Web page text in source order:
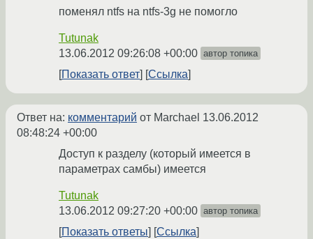
поменял ntfs на ntfs-3g не помогло
Tutunak
13.06.2012 09:26:08 +00:00 автор топика
Показать ответ Ссылка
Ответ на: комментарий от Marchael 13.06.2012
08:48:24 +00:00
Доступ к разделу (который имеется в
параметрах самбы) имеется
Tutunak
13.06.2012 09:27:20 +00:00 автор топика
Показать ответы Ссылка